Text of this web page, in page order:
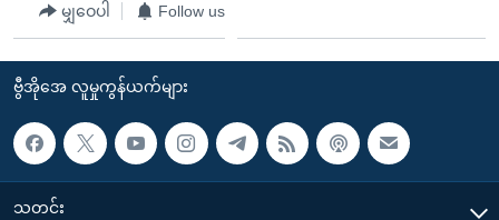
မျှဝေပါ Follow us
ဗွီအိုအေ လူမှုကွန်ယက်များ
သတင်း